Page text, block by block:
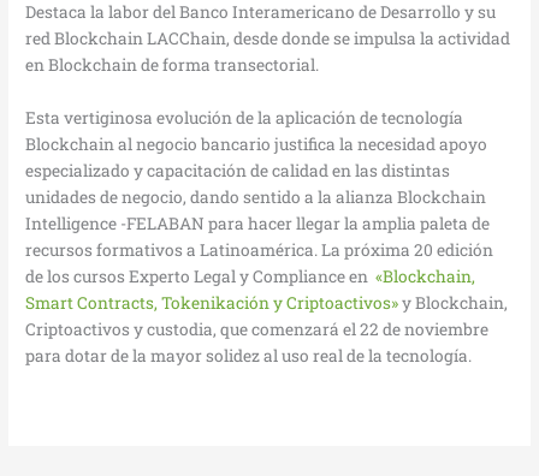
Destaca la labor del Banco Interamericano de Desarrollo y su
red Blockchain LACChain, desde donde se impulsa la actividad
en Blockchain de forma transectorial.
Esta vertiginosa evolución de la aplicación de tecnología
Blockchain al negocio bancario justifica la necesidad apoyo
especializado y capacitación de calidad en las distintas
unidades de negocio, dando sentido a la alianza Blockchain
Intelligence -FELABAN para hacer llegar la amplia paleta de
recursos formativos a Latinoamérica. La próxima 20 edición
de los cursos Experto Legal y Compliance en«Blockchain,
Smart Contracts, Tokenikación y Criptoactivos»y Blockchain,
Criptoactivos y custodia, que comenzará el 22 de noviembre
para dotar de la mayor solidez al uso real de la tecnología.